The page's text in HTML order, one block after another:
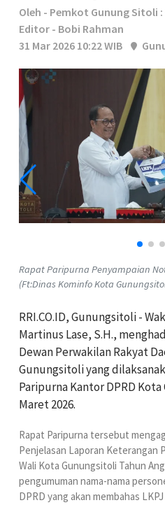
Oleh - Pemkot Gunung Sitoli
Editor - Bobi Rahman
31 Mar 2026 10:22 WIB
Rapat Paripurna Penyampaian
(Ft:Dinas Kominfo Kota
RRI.CO.ID, Gunungsitoli -
Martinus Lase, S.H.,
Dewan Perwakilan Rakyat
Gunungsitoli yang
Paripurna Kantor DPRD
Maret 2026.
Rapat Paripurna tersebut
Penjelasan Laporan Keterangan
Wali Kota Gunungsitoli Tahun
pengumuman nama-nama
DPRD yang akan membahas